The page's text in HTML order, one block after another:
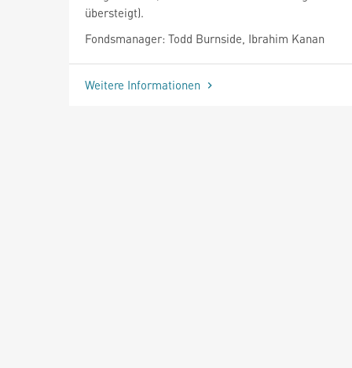
übersteigt).
Fondsmanager: Todd Burnside, Ibrahim Kanan
Weitere Informationen